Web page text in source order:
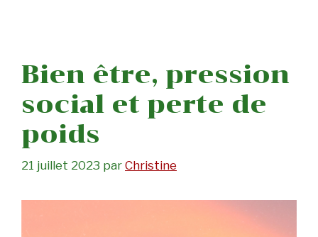
Bien être, pression
social et perte de
poids
21 juillet 2023 par Christine